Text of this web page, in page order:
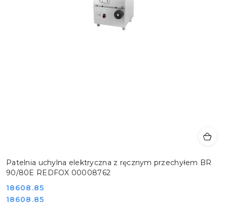
Patelnia uchylna elektryczna z ręcznym przechyłem BR
90/80E REDFOX 00008762
Cena:
18608.85
Cena:
18608.85